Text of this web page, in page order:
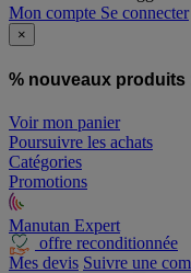
Mon compte Se connecter
×
% nouveaux produits
Voir mon panier
Poursuivre les achats
Catégories
Promotions
Manutan Expert
offre reconditionnée
Mes devis Suivre une